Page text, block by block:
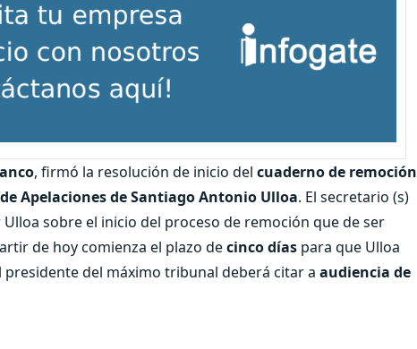
, firmó la resolución de inicio del cuaderno de remoción
Apelaciones de Santiago Antonio Ulloa. El secretario (s)
sobre el inicio del proceso de remoción que de ser
de hoy comienza el plazo decinco días para que Ulloa
del máximo tribunal deberá citar a audiencia de